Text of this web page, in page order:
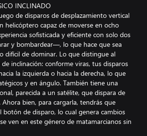
INCLINADO
de disparos de desplazamiento vertical
helicóptero capaz de moverse en ocho
sofisticada y eficiente con solo dos
y bombardear—, lo que hace que sea
difícil de dominar. Lo que distingue al
de inclinación: conforme viras, tus disparos
la izquierda o hacia la derecha, lo que
y en ángulo. También tiene una
parecida a un satélite, que dispara de
bien, para cargarla, tendrás que
de disparo, lo cual genera cambios
ven en este género de matamarcianos sin